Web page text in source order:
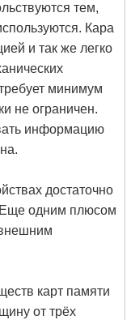
тем,
Кара
и так же легко
минимум
не ограничен.
информацию
достаточно
Еще одним плюсом
карт памяти
от трёх